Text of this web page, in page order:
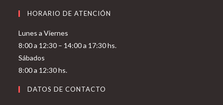
HORARIO DE ATENCIÓN
Lunes a Viernes
8:00 a 12:30 – 14:00 a 17:30 hs.
Sábados
8:00 a 12:30 hs.
DATOS DE CONTACTO